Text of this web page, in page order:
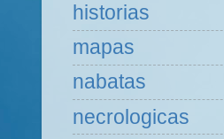
historias
mapas
nabatas
necrologicas